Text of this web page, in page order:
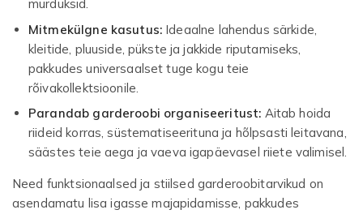
murduksid.
Mitmekülgne kasutus: Ideaalne lahendus särkide,
kleitide, pluuside, pükste ja jakkide riputamiseks,
pakkudes universaalset tuge kogu teie
rõivakollektsioonile.
Parandab garderoobi organiseeritust: Aitab hoida
riideid korras, süstematiseerituna ja hõlpsasti leitavana,
säästes teie aega ja vaeva igapäevasel riiete valimisel.
Need funktsionaalsed ja stiilsed garderoobitarvikud on
asendamatu lisa igasse majapidamisse, pakkudes